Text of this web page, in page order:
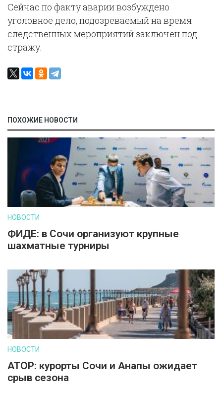
Сейчас по факту аварии возбуждено
уголовное дело, подозреваемый на время
следственных мероприятий заключен под
стражу.
ПОХОЖИЕ НОВОСТИ
НОВОСТИ
ФИДЕ: в Сочи организуют крупные
шахматные турниры
НОВОСТИ
АТОР: курорты Сочи и Анапы ожидает
срыв сезона